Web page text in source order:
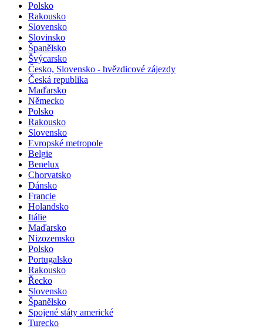
Polsko
Rakousko
Slovensko
Slovinsko
Španělsko
Švýcarsko
Česko, Slovensko - hvězdicové zájezdy
Česká republika
Maďarsko
Německo
Polsko
Rakousko
Slovensko
Evropské metropole
Belgie
Benelux
Chorvatsko
Dánsko
Francie
Holandsko
Itálie
Maďarsko
Nizozemsko
Polsko
Portugalsko
Rakousko
Řecko
Slovensko
Španělsko
Spojené státy americké
Turecko